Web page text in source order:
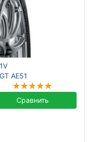
AE51
Сравнить